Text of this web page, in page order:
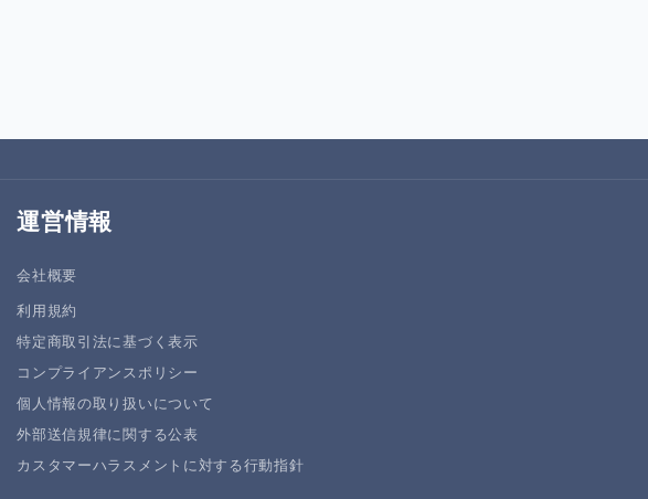
運営情報
会社概要
利用規約
特定商取引法に基づく表示
コンプライアンスポリシー
個人情報の取り扱いについて
外部送信規律に関する公表
カスタマーハラスメントに対する行動指針